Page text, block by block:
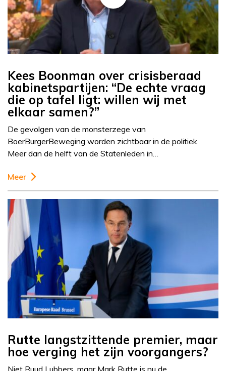
Kees Boonman over crisisberaad
kabinetspartijen: “De echte vraag
die op tafel ligt: willen wij met
elkaar samen?”
De gevolgen van de monsterzege van
BoerBurgerBeweging worden zichtbaar in de politiek.
Meer dan de helft van de Statenleden in…
Meer
Rutte langstzittende premier, maar
hoe verging het zijn voorgangers?